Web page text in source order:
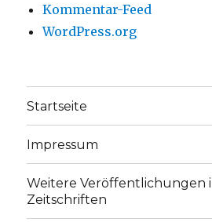
Kommentar-Feed
WordPress.org
Startseite
Impressum
Weitere Veröffentlichungen
Zeitschriften